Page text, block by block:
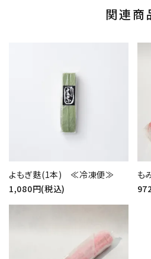
関連商
よもぎ麩(1本) ≪冷凍便≫
1,080円(税込)
も